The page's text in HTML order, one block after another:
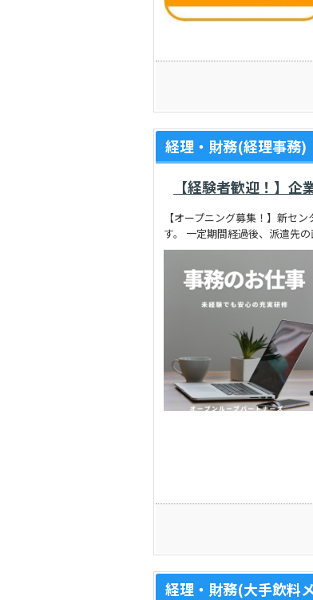
経理・財務(経理事務)
【経験者歓迎！】
【オープニング募集！】新セ
す。 一定期間経過後、派遣先
経理・財務(大手飲料